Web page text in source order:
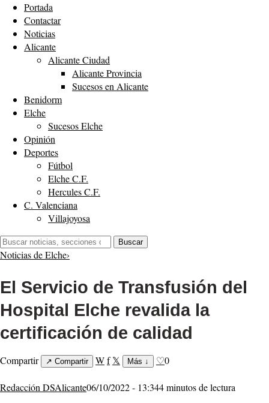
Portada
Contactar
Noticias
Alicante
Alicante Ciudad
Alicante Provincia
Sucesos en Alicante
Benidorm
Elche
Sucesos Elche
Opinión
Deportes
Fútbol
Elche C.F.
Hercules C.F.
C. Valenciana
Villajoyosa
Buscar:
Buscar
Noticias de Elche›
El Servicio de Transfusión del
Hospital Elche revalida la
certificación de calidad
Compartir ↗ Compartir Wf 𝕏 Más ↓ ♡0
Redacción DSAlicante06/10/2022 - 13:344 minutos de lectura